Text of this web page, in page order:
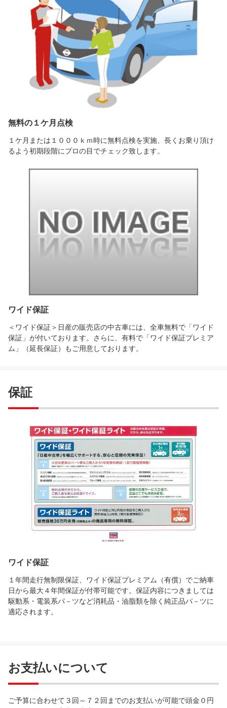
無料の１ケ月点検
１ケ月または１０００ｋｍ時に無料点検を実施、長くお乗り頂け
るよう初期段階にプロの目でチェック致します。
ワイド保証
＜ワイド保証＞日産の販売店の中古車には、全車無料で「ワイド
保証」が付いております。さらに、有料で「ワイド保証プレミア
ム」（延長保証）もご用意しております。
保証
ワイド保証
１年間走行無制限保証、ワイド保証プレミアム（有償）でご納車
日から最大４年間保証が付帯可能です。保証内容につきましては
駆動系・電装系パ－ツなど消耗品・油脂類を除く純正品パ－ツに
適応されます。
お支払いについて
ご予算に合わせて３回～７２回までのお支払いが可能で頭金０円